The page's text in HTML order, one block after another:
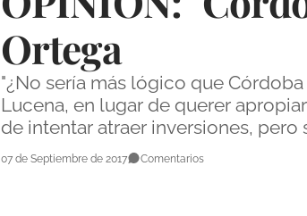
Ortega
"¿No sería más lógico que
Lucena, en lugar de querer
de intentar atraer inversiones,
07 de Septiembre de 2017 Comentarios